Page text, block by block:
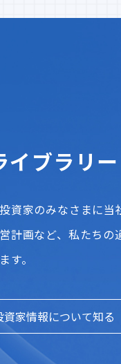
イブラリー
資家のみなさまに当
計画など、私たち
す。
資家情報について知る